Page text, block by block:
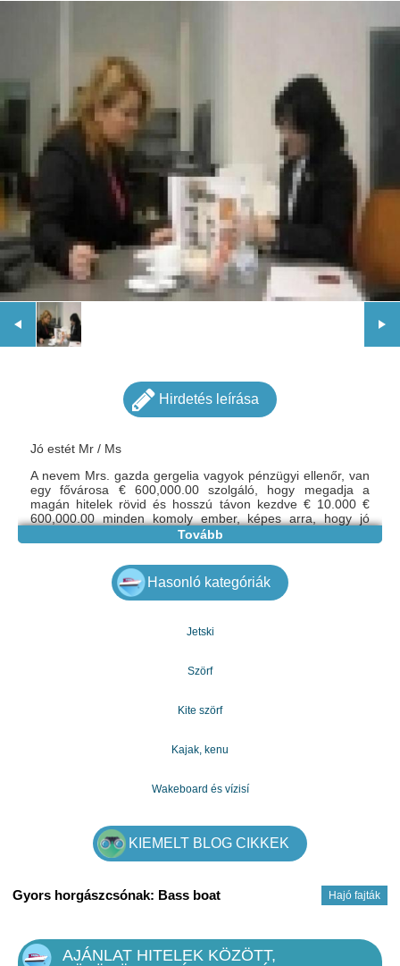
Hirdetés leírása
Jó estét Mr / Ms
A nevem Mrs. gazda gergelia vagyok pénzügyi ellenőr, van
egy fővárosa € 600,000.00 szolgáló, hogy megadja a
magán hitelek rövid és hosszú távon kezdve € 10.000 €
600,000.00 minden komoly ember, képes arra, hogy jó
hasznát ennek a kölcsön annak possession.2% kamatot
évente függően kölcsön összegét, mert, hogy különösen
fizet 5-10 év, vagy több mint összegnek megfelelően
További információkért vegye fel a kapcsolatot velem e-
e-mail: gazdagergelia@gmail.com
Tovább
Hasonló kategóriák
Jetski
Szörf
Kite szörf
Kajak, kenu
Wakeboard és vízisí
KIEMELT BLOG CIKKEK
Hajó fajták
Gyors horgászcsónak: Bass boat
AJÁNLAT HITELEK KÖZÖTT,